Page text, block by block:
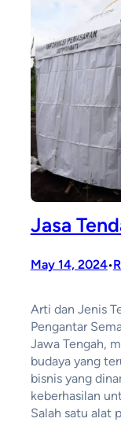
Jasa
May 14, 2024•
Arti dan Jenis
Pengantar
Jawa Tengah,
budaya yang
bisnis yang
keberhasilan
Salah satu alat